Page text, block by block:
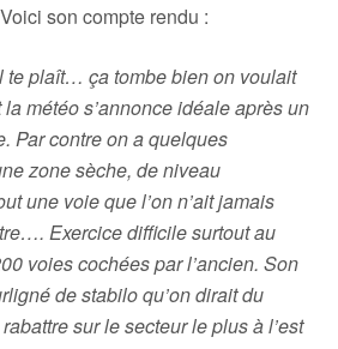
son compte rendu :
te plaît… ça tombe bien on voulait
la météo s’annonce idéale après un
Par contre on a quelques
zone sèche, de niveau
une voie que l’on n’ait jamais
Exercice difficile surtout au
voies cochées par l’ancien. Son
de stabilo qu’on dirait du
sur le secteur le plus à l’est